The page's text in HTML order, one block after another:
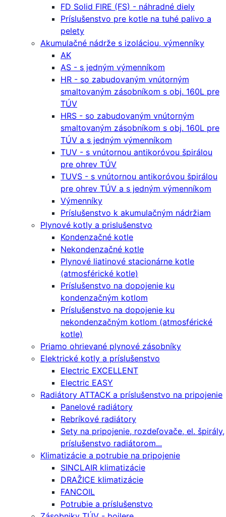
FD Solid FIRE (FS) - náhradné diely
Príslušenstvo pre kotle na tuhé palivo a
pelety
Akumulačné nádrže s izoláciou, výmenníky
AK
AS - s jedným výmenníkom
HR - so zabudovaným vnútorným
smaltovaným zásobníkom s obj. 160L pre
TÚV
HRS - so zabudovaným vnútorným
smaltovaným zásobníkom s obj. 160L pre
TÚV a s jedným výmenníkom
TUV - s vnútornou antikoróvou špirálou
pre ohrev TÚV
TUVS - s vnútornou antikoróvou špirálou
pre ohrev TÚV a s jedným výmenníkom
Výmenníky
Príslušenstvo k akumulačným nádržiam
Plynové kotly a prislušenstvo
Kondenzačné kotle
Nekondenzačné kotle
Plynové liatinové stacionárne kotle
(atmosférické kotle)
Príslušenstvo na dopojenie ku
kondenzačným kotlom
Príslušenstvo na dopojenie ku
nekondenzačným kotlom (atmosférické
kotle)
Priamo ohrievané plynové zásobníky
Elektrické kotly a príslušenstvo
Electric EXCELLENT
Electric EASY
Radiátory ATTACK a príslušenstvo na pripojenie
Panelové radiátory
Rebríkové radiátory
Sety na pripojenie, rozdeľovače, el. špirály,
príslušenstvo radiátorom...
Klimatizácie a potrubie na pripojenie
SINCLAIR klimatizácie
DRAŽICE klimatizácie
FANCOIL
Potrubie a príslušenstvo